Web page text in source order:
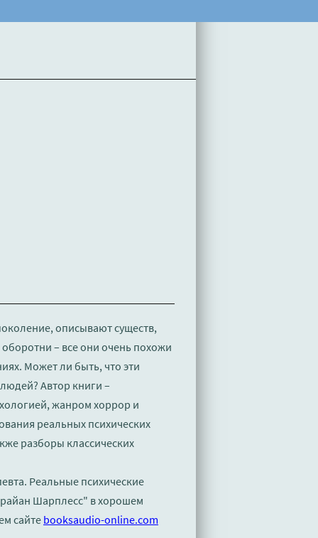
описывают существ,
– все они очень похожи
Может ли быть, что эти
Автор книги –
жанром хоррор и
реальных психических
разборы классических
Реальные психические
Шарплесс" в хорошем
сайте booksaudio-online.com